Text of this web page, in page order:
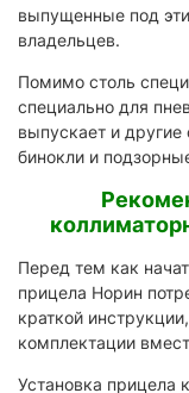
выпущенные под
владельцев.
Помимо столь
специально для
выпускает и
бинокли и
Перед тем как
прицела Норин
краткой
комплектации
Установка прицела